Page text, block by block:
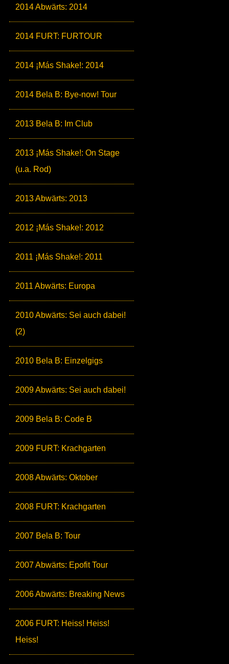
2014 Abwärts: 2014
2014 FURT: FURTOUR
2014 ¡Más Shake!: 2014
2014 Bela B: Bye-now! Tour
2013 Bela B: Im Club
2013 ¡Más Shake!: On Stage
(u.a. Rod)
2013 Abwärts: 2013
2012 ¡Más Shake!: 2012
2011 ¡Más Shake!: 2011
2011 Abwärts: Europa
2010 Abwärts: Sei auch dabei!
(2)
2010 Bela B: Einzelgigs
2009 Abwärts: Sei auch dabei!
2009 Bela B: Code B
2009 FURT: Krachgarten
2008 Abwärts: Oktober
2008 FURT: Krachgarten
2007 Bela B: Tour
2007 Abwärts: Epofit Tour
2006 Abwärts: Breaking News
2006 FURT: Heiss! Heiss!
Heiss!